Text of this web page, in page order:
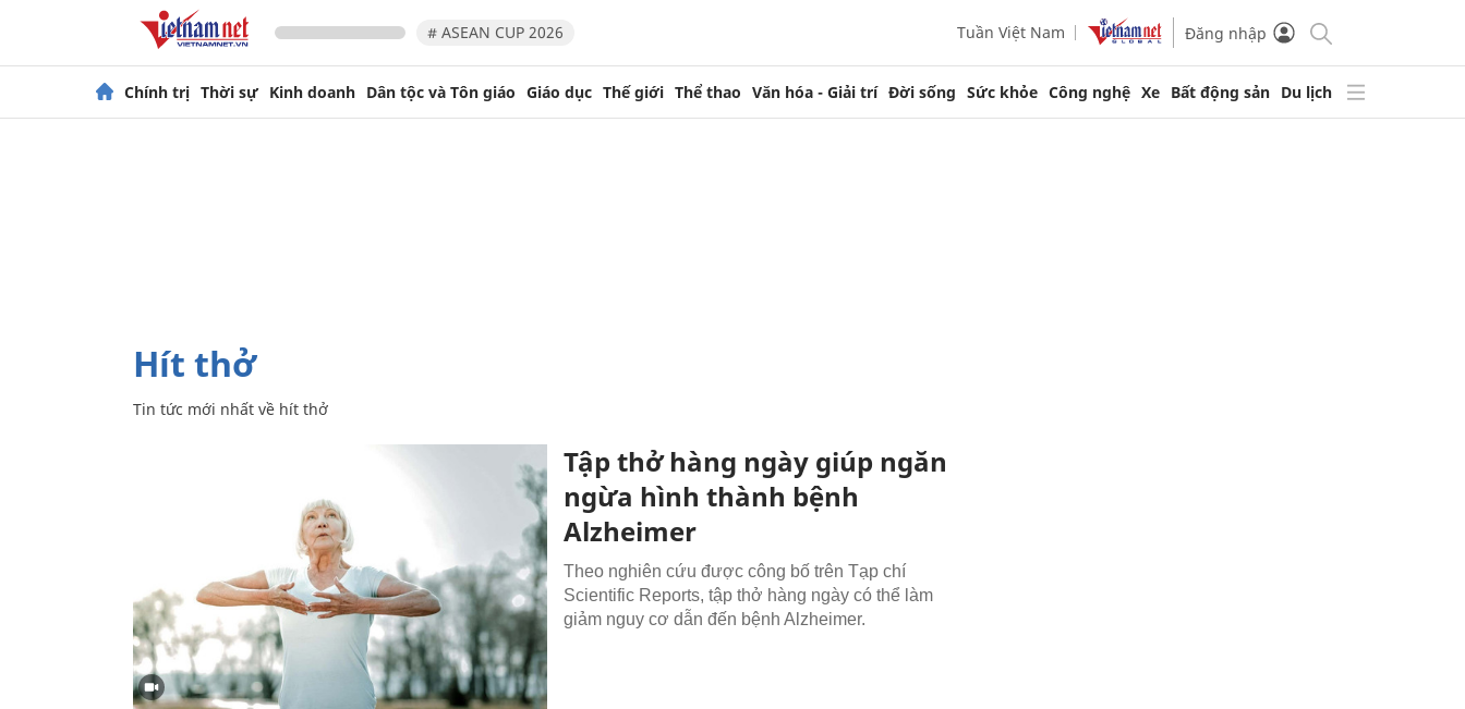
# ASEAN CUP 2026 Tuần Việt Nam Đăng nhập
Chính trị Thời sự Kinh doanh Dân tộc và Tôn giáo Giáo dục Thế giới Thể thao Văn hóa - Giải trí Đời sống Sức khỏe Công nghệ Xe Bất động sản Du lịch
hít thở
Tin tức mới nhất về hít thở
Tập thở hàng ngày giúp ngăn
ngừa hình thành bệnh
Alzheimer
Theo nghiên cứu được công bố trên Tạp chí
Scientific Reports, tập thở hàng ngày có thể làm
giảm nguy cơ dẫn đến bệnh Alzheimer.